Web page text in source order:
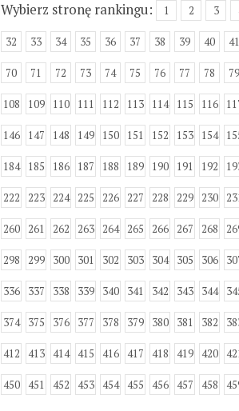
Wybierz stronę rankingu: 1 2 3
32 33 34 35 36 37 38 39 40 41
70 71 72 73 74 75 76 77 78 79
108 109 110 111 112 113 114 115 116
146 147 148 149 150 151 152 153 154
184 185 186 187 188 189 190 191 192
222 223 224 225 226 227 228 229 230
260 261 262 263 264 265 266 267 268
298 299 300 301 302 303 304 305 306
336 337 338 339 340 341 342 343 344
374 375 376 377 378 379 380 381 382
412 413 414 415 416 417 418 419 420
450 451 452 453 454 455 456 457 458